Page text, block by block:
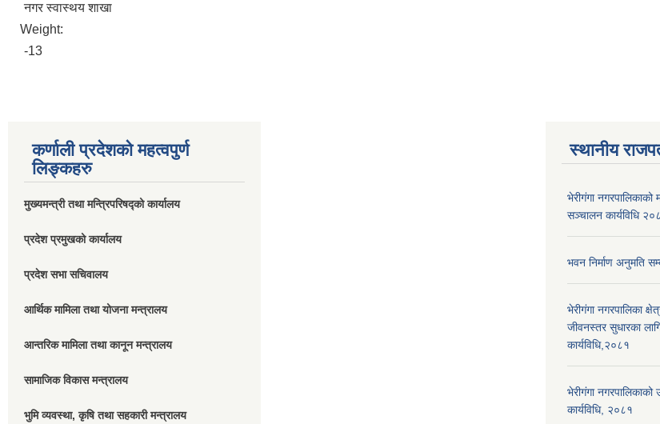
नगर स्वास्थय शाखा
Weight:
-13
कर्णाली प्रदेशको महत्वपुर्ण
लिङ्कहरु
मुख्यमन्त्री तथा मन्त्रिपरिषद्को कार्यालय
प्रदेश प्रमुखको कार्यालय
प्रदेश सभा सचिवालय
आर्थिक मामिला तथा योजना मन्त्रालय
आन्तरिक मामिला तथा कानून मन्त्रालय
सामाजिक विकास मन्त्रालय
भुमि व्यवस्था, कृषि तथा सहकारी मन्त्रालय
स्थानीय
भेरीगंगा
सञ्चालन कार्यविधि
भवन निर्माण अनुमति
भेरीगंगा नगरपालिका
जीवनस्तर सुधारका
कार्यविधि,२०८१
भेरीगंगा नगरपालिकाको
कार्यविधि, २०८१